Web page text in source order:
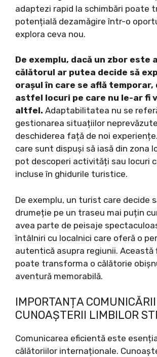
adaptezi rapid la schimbări poate
potențială dezamăgire într-o
explora ceva nou.
De exemplu, dacă un zbor este
călătorul ar putea decide să
orașul în care se află temporar,
astfel locuri pe care nu le-ar fi
altfel. Adaptabilitatea nu se
gestionarea situațiilor
deschiderea față de noi
care sunt dispuși să iasă din zona
pot descoperi activități sau locuri
incluse în ghidurile turistice.
De exemplu, un turist care decide
drumeție pe un traseu mai puțin
avea parte de peisaje
întâlniri cu localnici care oferă o
autentică asupra regiunii.
poate transforma o călătorie
aventură memorabilă.
IMPORTANȚA
CUNOAȘTERII LIMBILOR
Comunicarea eficientă este
călătoriilor internaționale.